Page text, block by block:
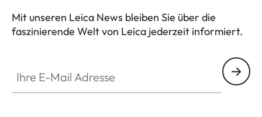
Mit unseren Leica News bleiben Sie über die
faszinierende Welt von Leica jederzeit informiert.